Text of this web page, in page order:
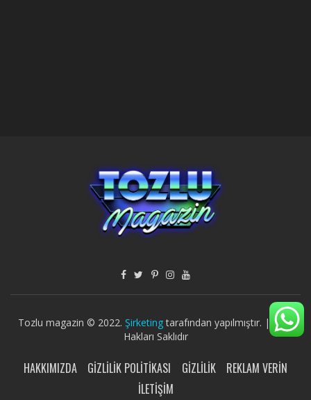
Tozlu magazin © 2022. Şirketingtarafından yapılmıştır. | Tüm
Hakları Saklıdır
HAKKIMIZDA GIZLILIK POLITIKASI GIZLILIK
REKLAM VERIN
İLETIŞIM